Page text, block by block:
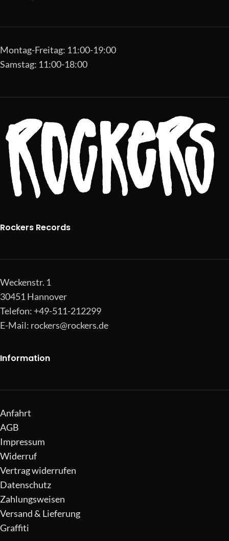
Montag-Freitag: 11:00-19:00
Samstag: 11:00-18:00
Rockers Records
Weckenstr. 1
30451 Hannover
Telefon: +49-511-212299
E-Mail: rockers@rockers.de
Information
Anfahrt
AGB
Impressum
Widerruf
Vertrag widerrufen
Datenschutz
Zahlungsweisen
Versand & Lieferung
Graffiti